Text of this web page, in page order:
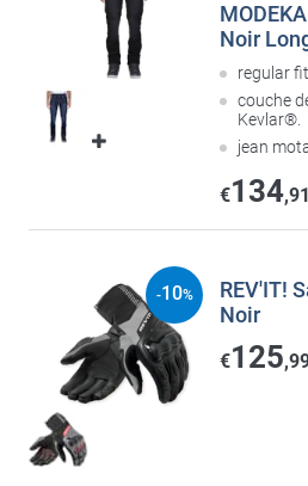
Noir
regular fit
couche
Kevlar®.
jean
€134,91
REV'IT!
Noir
€125
-10%